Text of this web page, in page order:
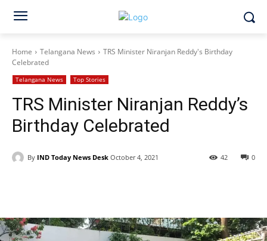
Home Telangana News
TRS Minister Niranjan Reddy's Birthday
Celebrated
Telangana News Top Stories
TRS Minister Niranjan Reddy’s
Birthday Celebrated
By IND Today News Desk October 4, 2021 0
42